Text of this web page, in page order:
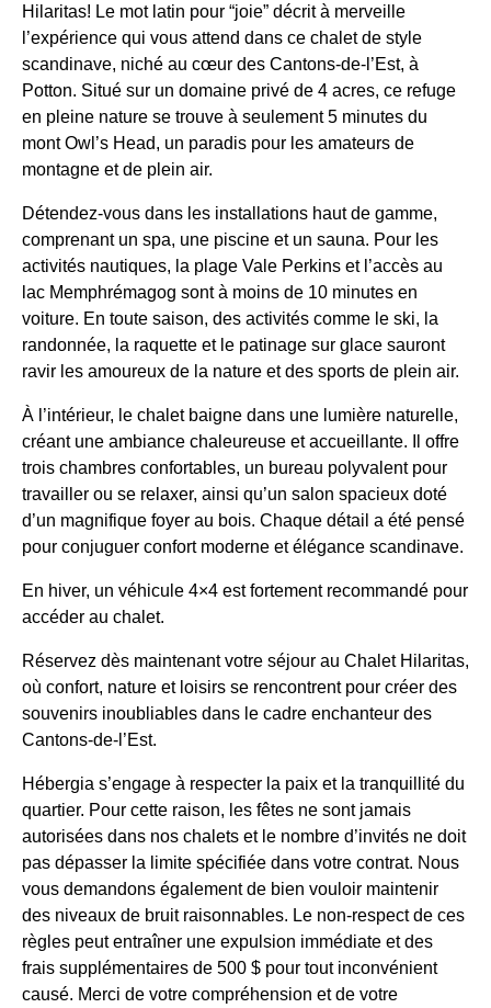
Hilaritas! Le mot latin pour “joie” décrit à merveille
l’expérience qui vous attend dans ce chalet de style
scandinave, niché au cœur des Cantons-de-l’Est, à
Potton. Situé sur un domaine privé de 4 acres, ce refuge
en pleine nature se trouve à seulement 5 minutes du
mont Owl’s Head, un paradis pour les amateurs de
montagne et de plein air.
Détendez-vous dans les installations haut de gamme,
comprenant un spa, une piscine et un sauna. Pour les
activités nautiques, la plage Vale Perkins et l’accès au
lac Memphrémagog sont à moins de 10 minutes en
voiture. En toute saison, des activités comme le ski, la
randonnée, la raquette et le patinage sur glace sauront
ravir les amoureux de la nature et des sports de plein air.
À l’intérieur, le chalet baigne dans une lumière naturelle,
créant une ambiance chaleureuse et accueillante. Il offre
trois chambres confortables, un bureau polyvalent pour
travailler ou se relaxer, ainsi qu’un salon spacieux doté
d’un magnifique foyer au bois. Chaque détail a été pensé
pour conjuguer confort moderne et élégance scandinave.
En hiver, un véhicule 4×4 est fortement recommandé pour
accéder au chalet.
Réservez dès maintenant votre séjour au Chalet Hilaritas,
où confort, nature et loisirs se rencontrent pour créer des
souvenirs inoubliables dans le cadre enchanteur des
Cantons-de-l’Est.
Hébergia s’engage à respecter la paix et la tranquillité du
quartier. Pour cette raison, les fêtes ne sont jamais
autorisées dans nos chalets et le nombre d’invités ne doit
pas dépasser la limite spécifiée dans votre contrat. Nous
vous demandons également de bien vouloir maintenir
des niveaux de bruit raisonnables. Le non-respect de ces
règles peut entraîner une expulsion immédiate et des
frais supplémentaires de 500 $ pour tout inconvénient
causé. Merci de votre compréhension et de votre